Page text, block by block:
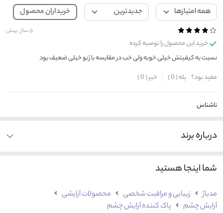
خریداران محصول
۵ سال پیش
خرید این محصول را توصیه کرده
نسبت به کیفیتش خیلی خوبه ولی خب در مقایسه با ژنو خیلی ضعیف بود
مفید بود؟ بله ( 0
) خیر ( 0
)
ناشناس
درباره برند
شما اینجا هستید
مدیاژ زیبایی و مراقبت شخصی
محصولات آرایشی
آرایش چشم
پاک کننده آرایش چشم